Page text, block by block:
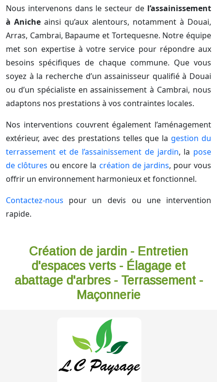
Nous intervenons dans le secteur de l’assainissement
à Aniche ainsi qu’aux alentours, notamment à Douai,
Arras, Cambrai, Bapaume et Tortequesne. Notre équipe
met son expertise à votre service pour répondre aux
besoins spécifiques de chaque commune. Que vous
soyez à la recherche d’un assainisseur qualifié à Douai
ou d’un spécialiste en assainissement à Cambrai, nous
adaptons nos prestations à vos contraintes locales.
Nos interventions couvrent également l’aménagement
extérieur, avec des prestations telles que la gestion du
terrassement et de l’assainissement de jardin, la pose
de clôtures ou encore la création de jardins, pour vous
offrir un environnement harmonieux et fonctionnel.
Contactez-nous pour un devis ou une intervention
rapide.
Création de jardin - Entretien
d'espaces verts - Élagage et
abattage d'arbres - Terrassement -
Maçonnerie